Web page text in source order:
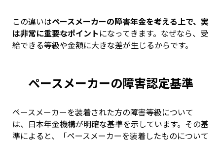
この違いはペースメーカーの障害年金を考える上で、実
は非常に重要なポイントになってきます。なぜなら、受
給できる等級や金額に大きな差が生じるからです。
ペースメーカーの障害認定基準
ペースメーカーを装着された方の障害等級について
は、日本年金機構が明確な基準を示しています。その基
準によると、「ペースメーカーを装着したものについて